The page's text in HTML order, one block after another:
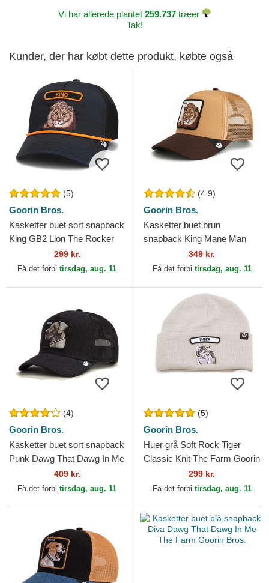
Vi har allerede plantet 259.737 træer
Tak!
Kunder, der har købt dette produkt, købte også
(5)
Goorin Bros.
Kasketter buet sort snapback
King GB2 Lion The Rocker
The Farm Goorin Bros.
299 kr.
Få det forbi tirsdag, aug. 11
(4.9)
Goorin Bros.
Kasketter buet brun
snapback King Mane Man
The Farm Goorin Bros.
349 kr.
Få det forbi tirsdag, aug. 11
(4)
Goorin Bros.
Kasketter buet sort snapback
Punk Dawg That Dawg In Me
The Farm Goorin Bros.
409 kr.
Få det forbi tirsdag, aug. 11
(5)
Goorin Bros.
Huer grå Soft Rock Tiger
Classic Knit The Farm Goorin
299 kr.
Få det forbi tirsdag, aug. 11